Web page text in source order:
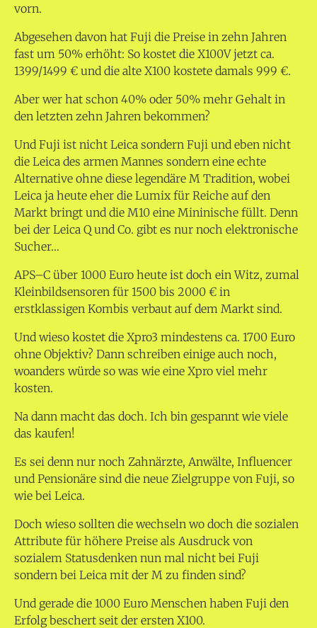
vorn.
Abgesehen davon hat Fuji die Preise in zehn Jahren
fast um 50% erhöht: So kostet die X100V jetzt ca.
1399/1499 € und die alte X100 kostete damals 999 €.
Aber wer hat schon 40% oder 50% mehr Gehalt in
den letzten zehn Jahren bekommen?
Und Fuji ist nicht Leica sondern Fuji und eben nicht
die Leica des armen Mannes sondern eine echte
Alternative ohne diese legendäre M Tradition, wobei
Leica ja heute eher die Lumix für Reiche auf den
Markt bringt und die M10 eine Mininische füllt. Denn
bei der Leica Q und Co. gibt es nur noch elektronische
Sucher…
APS–C über 1000 Euro heute ist doch ein Witz, zumal
Kleinbildsensoren für 1500 bis 2000 € in
erstklassigen Kombis verbaut auf dem Markt sind.
Und wieso kostet die Xpro3 mindestens ca. 1700 Euro
ohne Objektiv? Dann schreiben einige auch noch,
woanders würde so was wie eine Xpro viel mehr
kosten.
Na dann macht das doch. Ich bin gespannt wie viele
das kaufen!
Es sei denn nur noch Zahnärzte, Anwälte, Influencer
und Pensionäre sind die neue Zielgruppe von Fuji, so
wie bei Leica.
Doch wieso sollten die wechseln wo doch die sozialen
Attribute für höhere Preise als Ausdruck von
sozialem Statusdenken nun mal nicht bei Fuji
sondern bei Leica mit der M zu finden sind?
Und gerade die 1000 Euro Menschen haben Fuji den
Erfolg beschert seit der ersten X100.